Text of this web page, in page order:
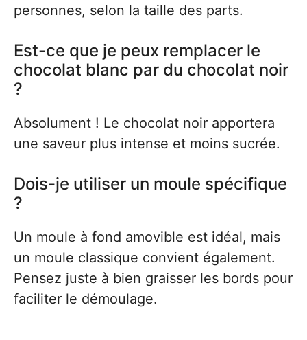
personnes, selon la taille des parts.
Est-ce que je peux remplacer le
chocolat blanc par du chocolat noir
?
Absolument ! Le chocolat noir apportera
une saveur plus intense et moins sucrée.
Dois-je utiliser un moule spécifique
?
Un moule à fond amovible est idéal, mais
un moule classique convient également.
Pensez juste à bien graisser les bords pour
faciliter le démoulage.